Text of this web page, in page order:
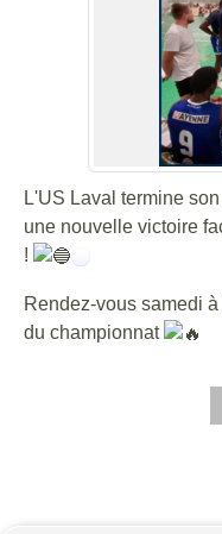
L'US Laval termine
une nouvelle victoire
!
Rendez-vous samedi
du championnat